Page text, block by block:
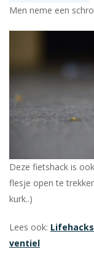
Men neme een
Deze fietshack is
flesje open te
kurk..)
Lees ook:
ventiel